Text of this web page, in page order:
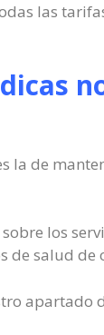
las
la de
los
de salud